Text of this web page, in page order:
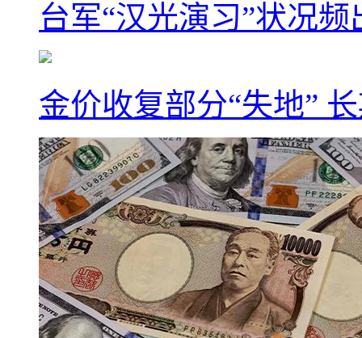
台军“汉光演习”状况
金价收复部分“失地”